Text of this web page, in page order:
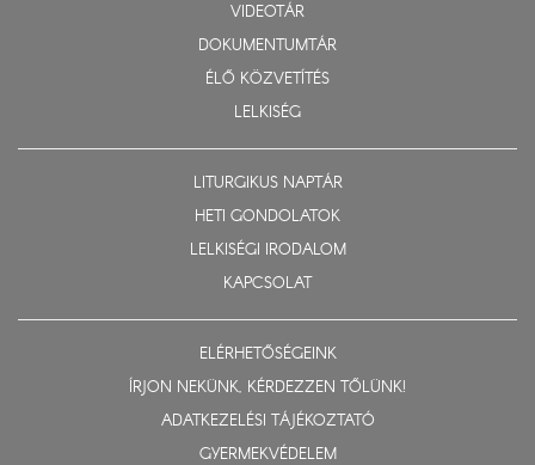
VIDEOTÁR
DOKUMENTUMTÁR
ÉLŐ KÖZVETÍTÉS
LELKISÉG
LITURGIKUS NAPTÁR
HETI GONDOLATOK
LELKISÉGI IRODALOM
KAPCSOLAT
ELÉRHETŐSÉGEINK
ÍRJON NEKÜNK, KÉRDEZZEN TŐLÜNK!
ADATKEZELÉSI TÁJÉKOZTATÓ
GYERMEKVÉDELEM